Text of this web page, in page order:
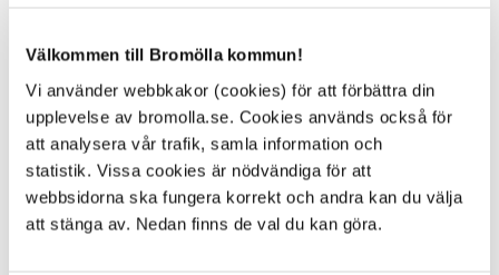
Välkommen till Bromölla kommun!
Vi använder webbkakor (cookies) för att förbättra din
upplevelse av bromolla.se. Cookies används också för
att analysera vår trafik, samla information och
statistik. Vissa cookies är nödvändiga för att
webbsidorna ska fungera korrekt och andra kan du välja
att stänga av. Nedan finns de val du kan göra.
Akut hjälp
6 May 2026
Webbsida
Vi bygger om - mer information kommer inom kort! ...